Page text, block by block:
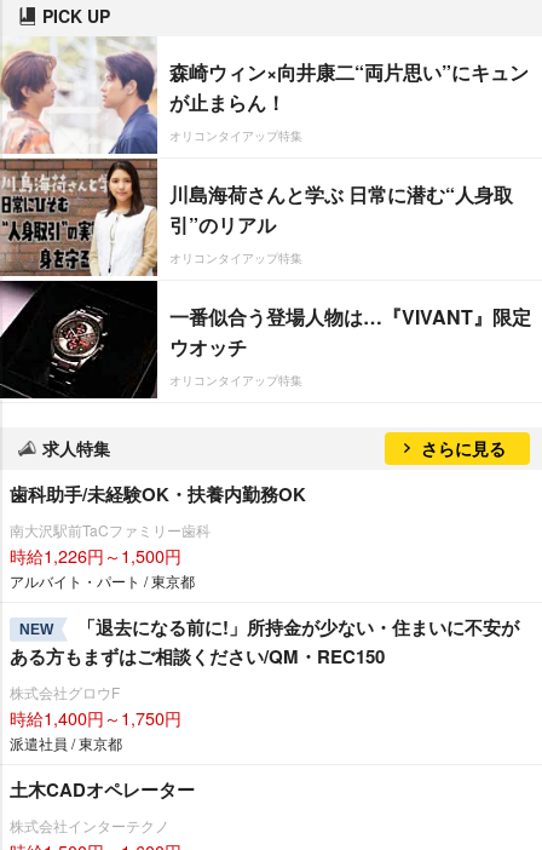
PICK UP
森崎ウィン×向井康二“両片思い”にキュン
が止まらん！
オリコンタイアップ特集
川島海荷さんと学ぶ 日常に潜む“人身取
引”のリアル
オリコンタイアップ特集
一番似合う登場人物は…『VIVANT』限定
ウオッチ
オリコンタイアップ特集
求人特集 さらに見る
歯科助手/未経験OK・扶養内勤務OK
南大沢駅前TaCファミリー歯科
時給1,226円～1,500円
アルバイト・パート / 東京都
NEW
「退去になる前に!」所持金が少ない・住まいに不安が
ある方もまずはご相談ください/QM・REC150
株式会社グロウF
時給1,400円～1,750円
派遣社員 / 東京都
土木CADオペレーター
株式会社インターテクノ